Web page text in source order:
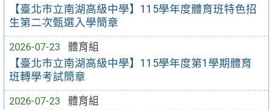
【臺北市立南湖高級中學】115學年度體育班特色招
生第二次甄選入學簡章
2026-07-23
體育組
【臺北市立南湖高級中學】115學年度第1學期體育
班轉學考試簡章
2026-07-23
體育組